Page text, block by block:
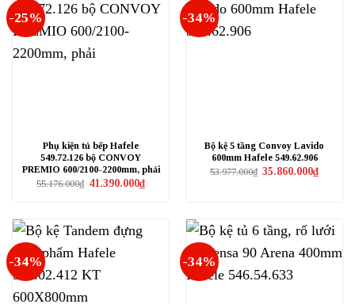
-25%
Phụ kiện tủ bếp Hafele
549.72.126 bộ CONVOY
PREMIO 600/2100-2200mm, phải
55.176.000₫ Giá
41.390.000₫Giá
hiện
41.390.000₫.
-34%
Bộ kệ 5 tầng Convoy Lavido
600mm Hafele 549.62.906
53.977.000₫ Giá
35.860.000₫Giá
hiện
-34% -34%